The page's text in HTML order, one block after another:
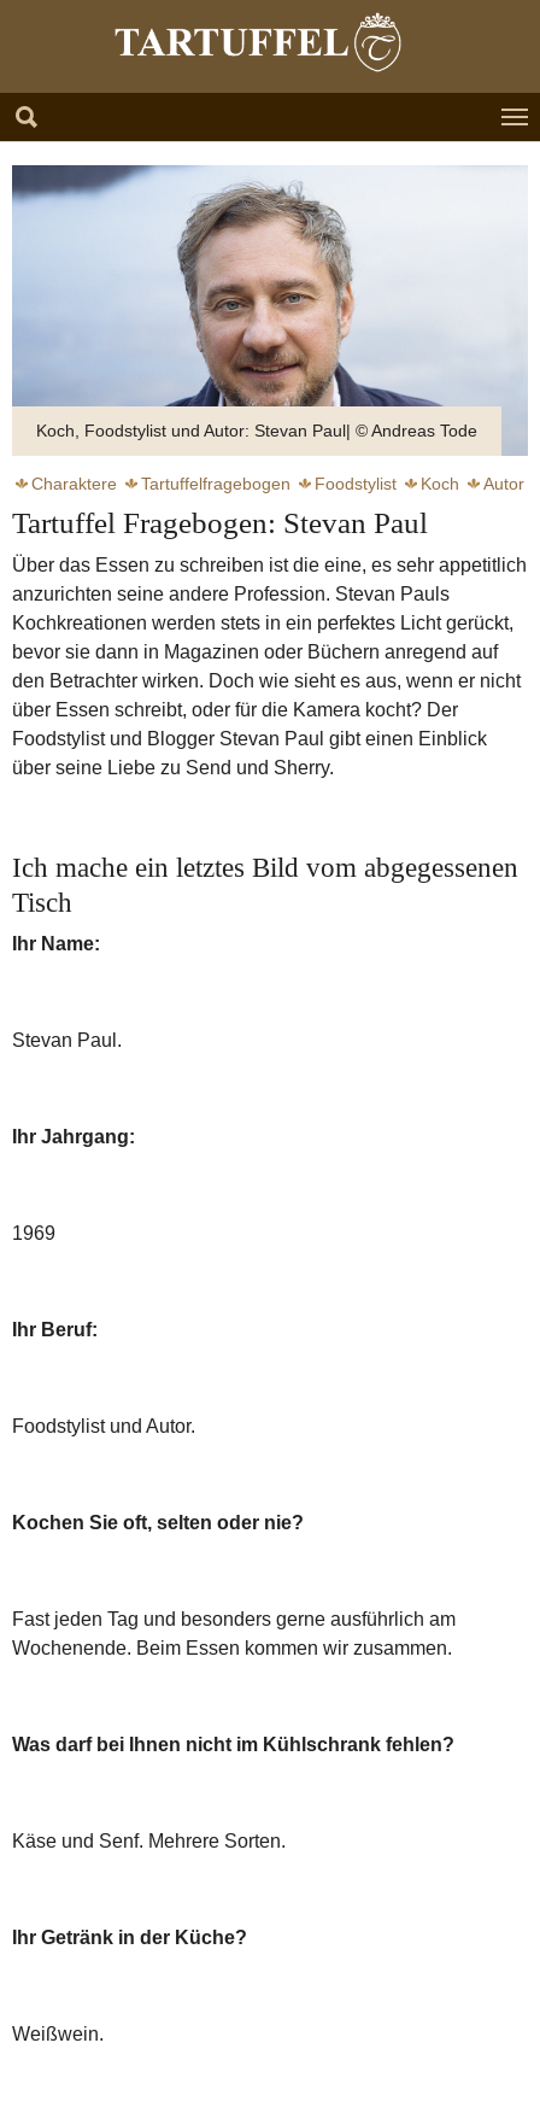
Koch, Foodstylist und Autor: Stevan Paul| © Andreas Tode
Charaktere Tartuffelfragebogen Foodstylist Koch Autor
Tartuffel Fragebogen: Stevan Paul
Über das Essen zu schreiben ist die eine, es sehr appetitlich
anzurichten seine andere Profession. Stevan Pauls
Kochkreationen werden stets in ein perfektes Licht gerückt,
bevor sie dann in Magazinen oder Büchern anregend auf
den Betrachter wirken. Doch wie sieht es aus, wenn er nicht
über Essen schreibt, oder für die Kamera kocht? Der
Foodstylist und Blogger Stevan Paul gibt einen Einblick
über seine Liebe zu Send und Sherry.
Ich mache ein letztes Bild vom abgegessenen
Tisch
Ihr Name:
Stevan Paul.
Ihr Jahrgang:
1969
Ihr Beruf:
Foodstylist und Autor.
Kochen Sie oft, selten oder nie?
Fast jeden Tag und besonders gerne ausführlich am
Wochenende. Beim Essen kommen wir zusammen.
Was darf bei Ihnen nicht im Kühlschrank fehlen?
Käse und Senf. Mehrere Sorten.
Ihr Getränk in der Küche?
Weißwein.